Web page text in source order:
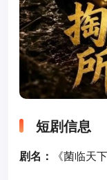
短剧信息
剧名： 《菌临天